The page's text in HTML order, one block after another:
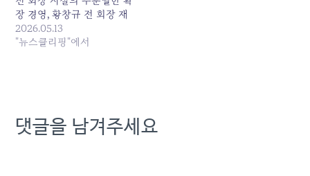
장 경영, 황창규 전 회장 재
임 시절의 아현 통신구 화
재, 이번 김영섭 전 사장 체
13 14:50:00
2026.05.13
"뉴스클리핑"에서
댓글을 남겨주세요